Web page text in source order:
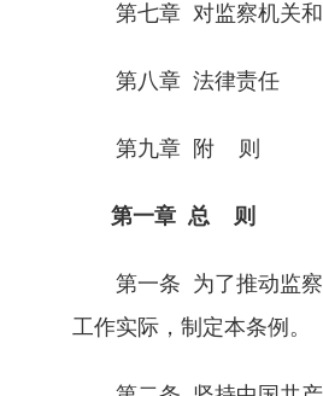
第七章 对监察机关和
第八章 法律责任
第九章 附 则
第一章 总 则
第一条 为了推动监察
工作实际，制定本条例。